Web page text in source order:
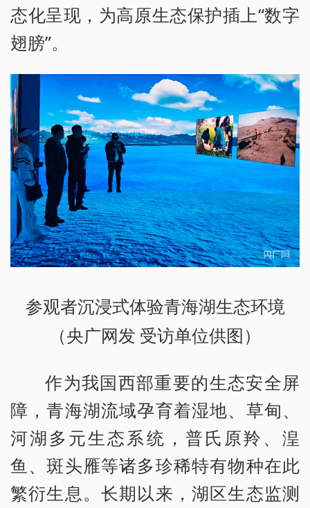
态化呈现，为高原生态保护插上“数字
翅膀”。
参观者沉浸式体验青海湖生态环境
（央广网发 受访单位供图）
作为我国西部重要的生态安全屏
障，青海湖流域孕育着湿地、草甸、
河湖多元生态系统，普氏原羚、湟
鱼、斑头雁等诸多珍稀特有物种在此
繁衍生息。长期以来，湖区生态监测